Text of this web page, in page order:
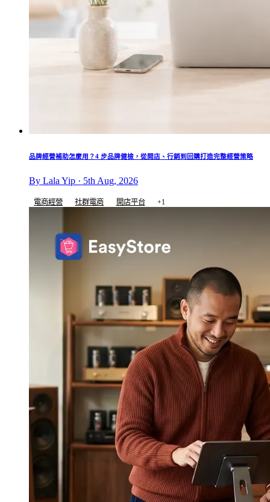
品牌經營補助怎麼用？4 步品牌健檢，從開店、行銷到回購打造完整經營策略
By Lala Yip · 5th Aug, 2026
電商經營 社群電商 開店平台 +1